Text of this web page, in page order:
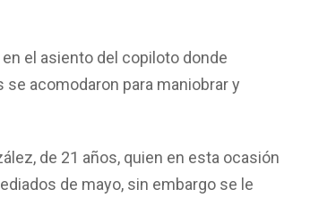
el asiento del copiloto donde
acomodaron para maniobrar y
de 21 años, quien en esta ocasión
de mayo, sin embargo se le